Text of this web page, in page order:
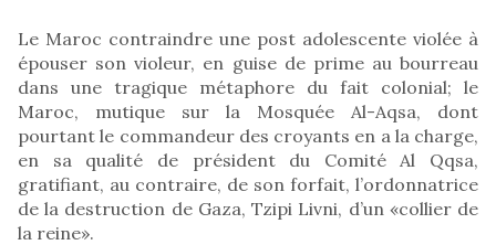
Le Maroc contraindre une post adolescente violée à
épouser son violeur, en guise de prime au bourreau
dans une tragique métaphore du fait colonial; le
Maroc, mutique sur la Mosquée Al-Aqsa, dont
pourtant le commandeur des croyants en a la charge,
en sa qualité de président du Comité Al Qqsa,
gratifiant, au contraire, de son forfait, l’ordonnatrice
de la destruction de Gaza, Tzipi Livni, d’un «collier de
la reine».